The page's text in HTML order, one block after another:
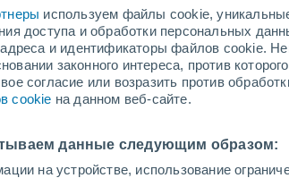
используем файлы cookie,
доступа и обработки персональных
и идентификаторы файлов cookie.
законного интереса, против
согласие или возразить против
cookie на данном веб-сайте.
данные следующим образом:
на устройстве, использование
Окатепеке
Санта-
Барбара
Дульсе-
Номбре-де-
Кульми
+33°
+21°
Хутикальпа
+32°
+19°
Тегусигальпа
+27°
+23°
+14°
Ла-
Эсперанса
Йоро